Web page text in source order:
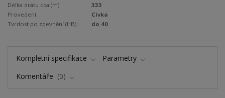
Délka drátu cca (m):
333
Provedení:
Cívka
Tvrdost po zpevnění (HB):
do 40
Kompletní specifikace
Parametry
Komentáře
0